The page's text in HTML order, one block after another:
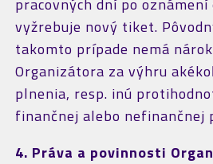
pracovných dní po
vyžrebuje nový tiket.
takomto prípade nemá
Organizátora za výhru
plnenia, resp. inú
finančnej alebo nefinančnej
4. Práva a povinnosti